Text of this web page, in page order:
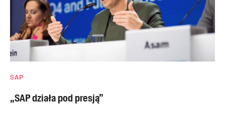
SAP
„SAP działa pod presją”